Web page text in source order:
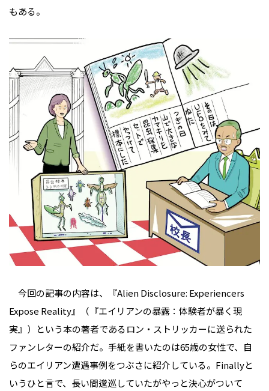
もある。
今回の記事の内容は、『Alien Disclosure: Experiencers
Expose Reality』（『エイリアンの暴露：体験者が暴く現
実』）という本の著者であるロン・ストリッカーに送られた
ファンレターの紹介だ。手紙を書いたのは65歳の女性で、自
らのエイリアン遭遇事例をつぶさに紹介している。Finallyと
いうひと言で、長い間逡巡していたがやっと決心がついて